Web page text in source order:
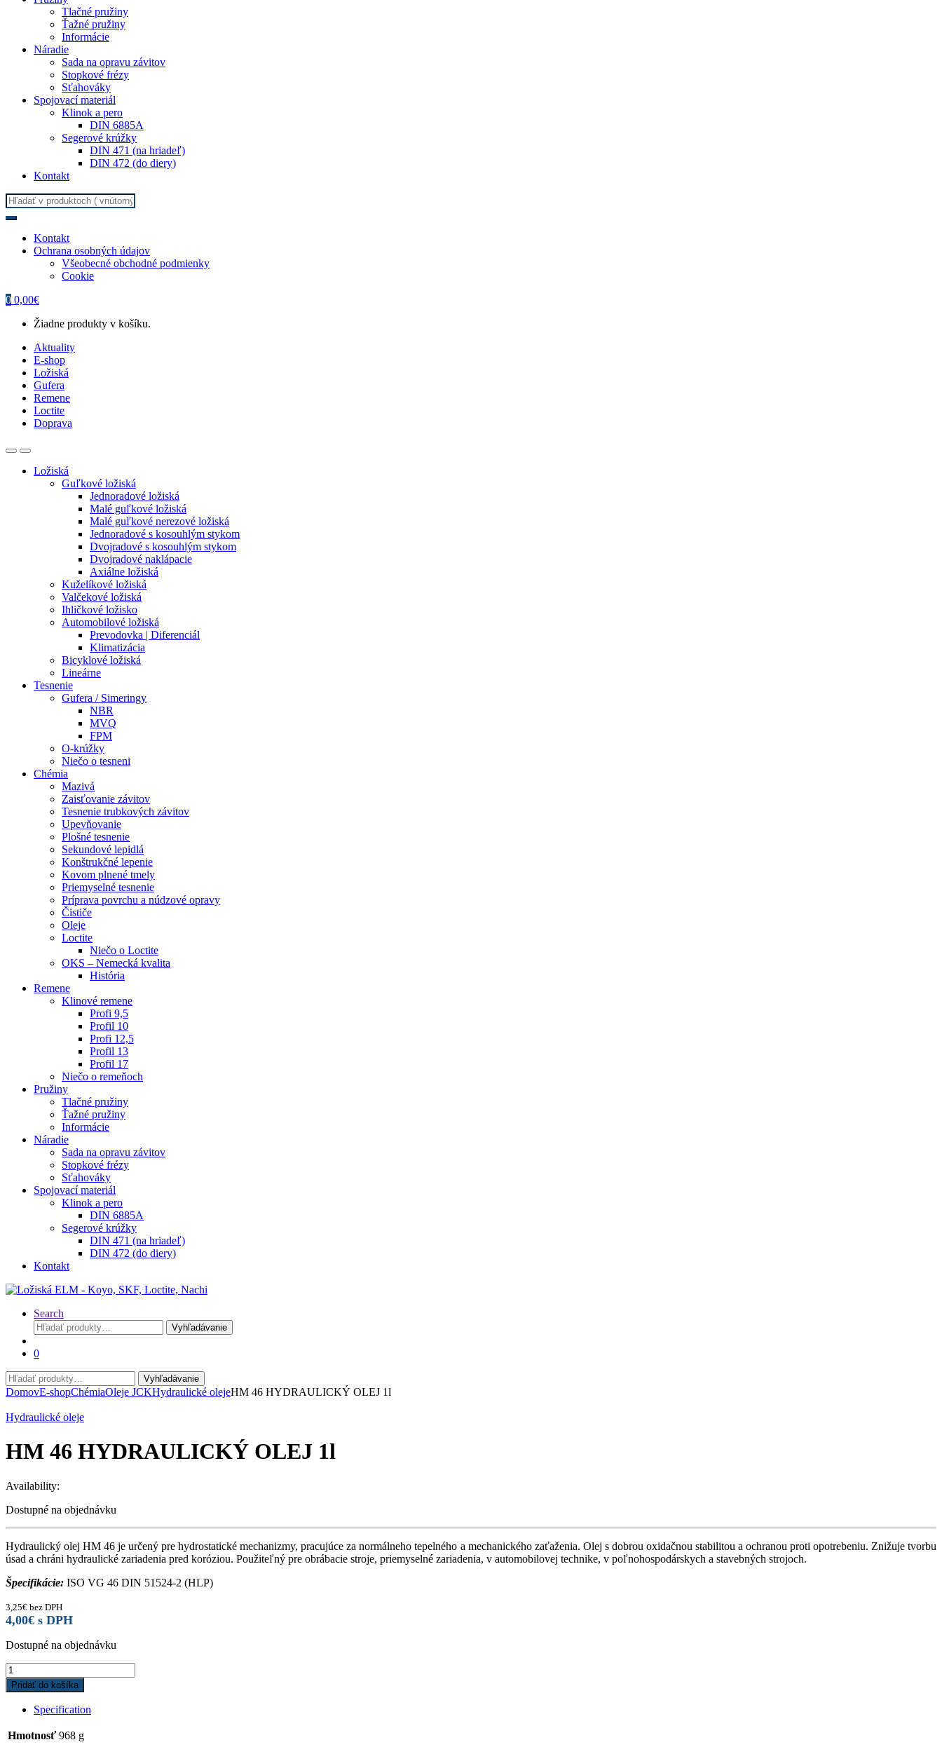
Tlačné pružiny
Ťažné pružiny
Informácie
Náradie
Sada na opravu závitov
Stopkové frézy
Sťahováky
Spojovací materiál
Klinok a pero
DIN 6885A
Segerové krúžky
DIN 471 (na hriadeľ)
DIN 472 (do diery)
Kontakt
Search
for:
Kontakt
Ochrana osobných údajov
Všeobecné obchodné podmienky
Cookie
0 0,00€
Žiadne produkty v košíku.
Aktuality
E-shop
Ložiská
Gufera
Remene
Loctite
Doprava
Ložiská
Guľkové ložiská
Jednoradové ložiská
Malé guľkové ložiská
Malé guľkové nerezové ložiská
Jednoradové s kosouhlým stykom
Dvojradové s kosouhlým stykom
Dvojradové naklápacie
Axiálne ložiská
Kuželíkové ložiská
Valčekové ložiská
Ihličkové ložisko
Automobilové ložiská
Prevodovka | Diferenciál
Klimatizácia
Bicyklové ložiská
Lineárne
Tesnenie
Gufera / Simeringy
NBR
MVQ
FPM
O-krúžky
Niečo o tesneni
Chémia
Mazivá
Zaisťovanie závitov
Tesnenie trubkových závitov
Upevňovanie
Plošné tesnenie
Sekundové lepidlá
Konštrukčné lepenie
Kovom plnené tmely
Priemyselné tesnenie
Príprava povrchu a núdzové opravy
Čističe
Oleje
Loctite
Niečo o Loctite
OKS – Nemecká kvalita
História
Remene
Klinové remene
Profi 9,5
Profil 10
Profi 12,5
Profil 13
Profil 17
Niečo o remeňoch
Pružiny
Tlačné pružiny
Ťažné pružiny
Informácie
Náradie
Sada na opravu závitov
Stopkové frézy
Sťahováky
Spojovací materiál
Klinok a pero
DIN 6885A
Segerové krúžky
DIN 471 (na hriadeľ)
DIN 472 (do diery)
Kontakt
Search
Hľadať:
Vyhľadávanie
0
Hľadať:
Vyhľadávanie
DomovE-shopChémiaOleje JCKHydraulické olejeHM 46 HYDRAULICKÝ OLEJ 1l
Hydraulické oleje
HM 46 HYDRAULICKÝ OLEJ 1l
Availability:
Dostupné na objednávku
Hydraulický olej HM 46 je určený pre hydrostatické mechanizmy, pracujúce za normálneho tepelného a mechanického zaťaženia. Olej s dobrou oxidačnou stabilitou a ochranou proti opotrebeniu. Znižuje tvorbu
úsad a chráni hydraulické zariadenia pred koróziou. Použiteľný pre obrábacie stroje, priemyselné zariadenia, v automobilovej technike, v poľnohospodárskych a stavebných strojoch.
Špecifikácie: ISO VG 46 DIN 51524-2 (HLP)
3,25€ bez DPH
4,00€ s DPH
Dostupné na objednávku
HM
46
HYDRAULICKÝ
OLEJ
quantity
Pridať do košíka
Specification
Hmotnosť 968 g